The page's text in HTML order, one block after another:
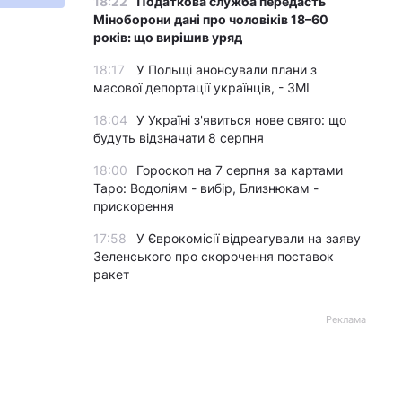
Міноборони дані про чоловіків 18–60
років: що вирішив уряд
18:17
У Польщі анонсували плани з
масової депортації українців, - ЗМІ
18:04
У Україні з'явиться нове свято: що
будуть відзначати 8 серпня
18:00
Гороскоп на 7 серпня за картами
Таро: Водоліям - вибір, Близнюкам -
прискорення
17:58
У Єврокомісії відреагували на заяву
Зеленського про скорочення поставок
ракет
Реклама